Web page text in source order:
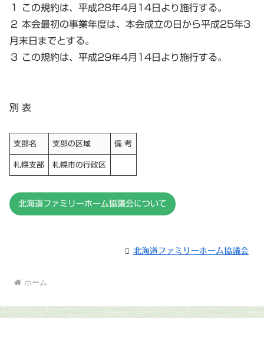
１ この規約は、平成28年4月14日より施行する。
２ 本会最初の事業年度は、本会成立の日から平成25年3
月末日までとする。
３ この規約は、平成29年4月14日より施行する。
別 表
支部名 支部の区域 備 考
札幌支部 札幌市の行政区
北海道ファミリーホーム協議会について
北海道ファミリーホーム協議会
ホーム